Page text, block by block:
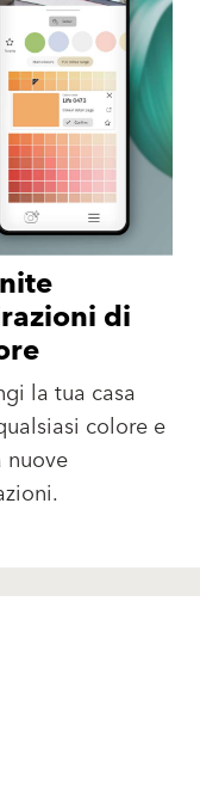
di
la tua casa
colore e
nuove
Soluzioni